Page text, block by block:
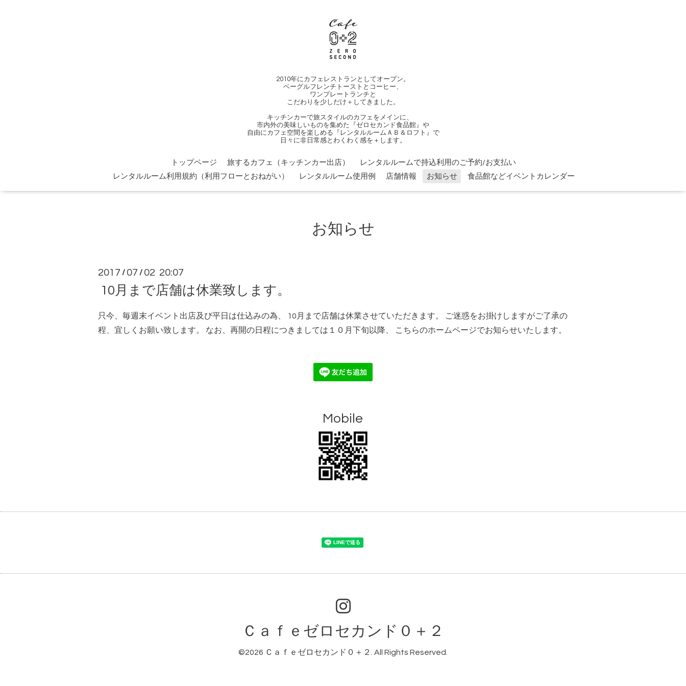
2010年にカフェレストランとしてオープン。
ベーグルフレンチトーストとコーヒー、
ワンプレートランチと
こだわりを少しだけ＋してきました。
キッチンカーで旅スタイルのカフェをメインに、
市内外の美味しいものを集めた『ゼロセカンド食品館』や
自由にカフェ空間を楽しめる『レンタルルームＡＢ＆ロフト』で
日々に非日常感とわくわく感を＋します。
トップページ 旅するカフェ（キッチンカー出店）
レンタルルームで持込利用のご予約/お支払い
レンタルルーム利用規約（利用フローとおねがい）
レンタルルーム使用例 店舗情報 お知らせ 食品館などイベントカレンダー
お知らせ
2017 / 07 / 02 20:07
10月まで店舗は休業致します。
只今、毎週末イベント出店及び平日は仕込みの為、 10月まで店舗は休業させていただきます。 ご迷惑をお掛けしますがご了承の
程、宜しくお願い致します。 なお、再開の日程につきましては１０月下旬以降、 こちらのホームページでお知らせいたします。
Mobile
Ｃａｆｅゼロセカンド０＋２
©2026 Ｃａｆｅゼロセカンド０＋２ . All Rights Reserved.